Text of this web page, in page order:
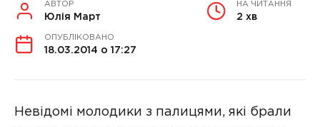
АВТОР
Юлія Март
НА ЧИТАННЯ
2 хв
ОПУБЛІКОВАНО
18.03.2014 о 17:27
Невідомі молодики з палицями, які брали